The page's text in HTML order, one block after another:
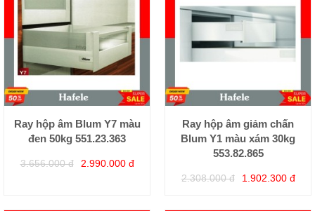
Ray hộp âm Blum Y7 màu
đen 50kg 551.23.363
3.656.000 đ 2.990.000 đ
Ray hộp âm giảm chấn
Blum Y1 màu xám 30kg
553.82.865
2.308.000 đ 1.902.300 đ